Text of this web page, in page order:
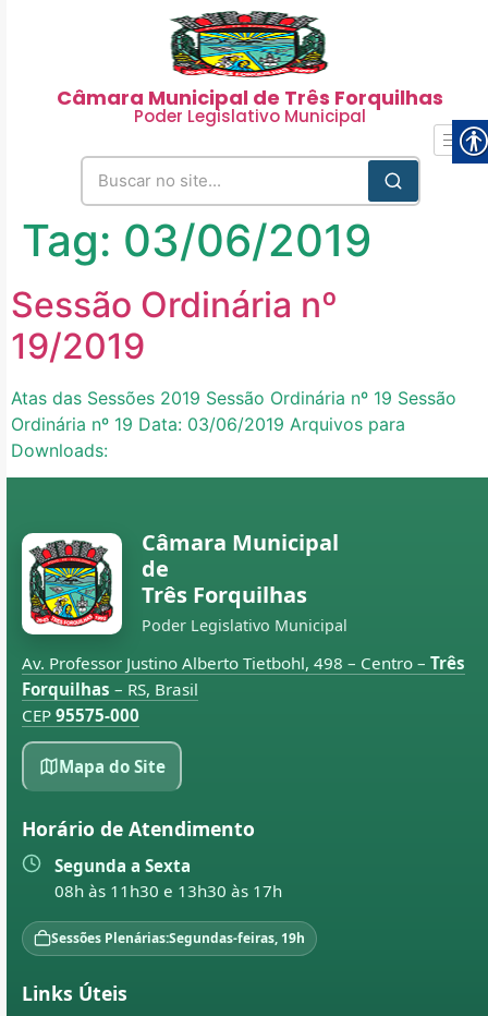
Câmara Municipal de Três Forquilhas
Poder Legislativo Municipal
Tag: 03/06/2019
Sessão Ordinária nº
19/2019
Atas das Sessões 2019 Sessão Ordinária nº 19 Sessão
Ordinária nº 19 Data: 03/06/2019 Arquivos para
Downloads:
Câmara Municipal
de
Três Forquilhas
Poder Legislativo Municipal
Av. Professor Justino Alberto Tietbohl, 498 – Centro – Três
Forquilhas – RS, Brasil
CEP 95575-000
Mapa do Site
Horário de Atendimento
Segunda a Sexta
08h às 11h30 e 13h30 às 17h
Sessões Plenárias:Segundas-feiras, 19h
Links Úteis